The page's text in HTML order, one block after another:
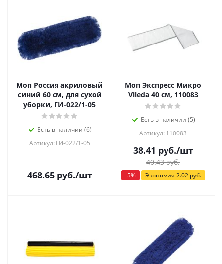
Моп Россия акриловый
синий 60 см, для сухой
уборки, ГИ-022/1-05
Есть в наличии (6)
Артикул: ГИ-022/1-05
468.65руб./шт
Моп Экспресс Микро
Vileda 40 см, 110083
Есть в наличии (5)
Артикул: 110083
38.41 руб./шт
40.43руб.
-5% Экономия 2.02руб.